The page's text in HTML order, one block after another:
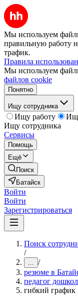
Мы используем
правильную работу
трафик.
Правила
Мы используем
файлов cookie
Понятно
Ищу сотрудника
Ищу работу
Ищу сотрудника
Сервисы
Помощь
Ещё
Поиск
Батайск
Войти
Войти
Зарегистрироваться
Поиск
/
... /
резюме в
педагог
гибкий график